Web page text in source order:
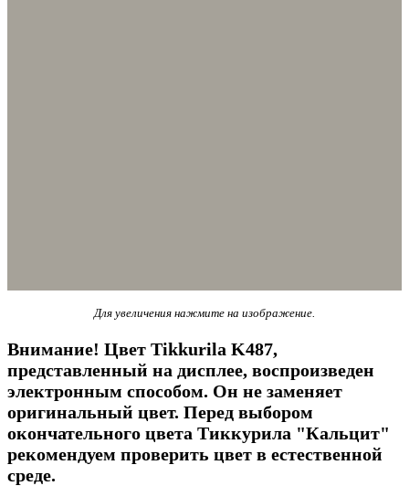
Для увеличения нажмите на изображение.
Внимание! Цвет Tikkurila K487,
представленный на дисплее, воспроизведен
электронным способом. Он не заменяет
оригинальный цвет. Перед выбором
окончательного цвета Тиккурила "Кальцит"
рекомендуем проверить цвет в естественной
среде.